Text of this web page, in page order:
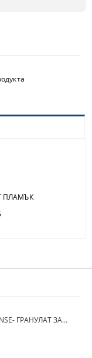
ПЛАМЪК
VERTEX THERMOSENSE- ГРАНУЛАТ ЗА МЕКИ ПРОТЕЗИ